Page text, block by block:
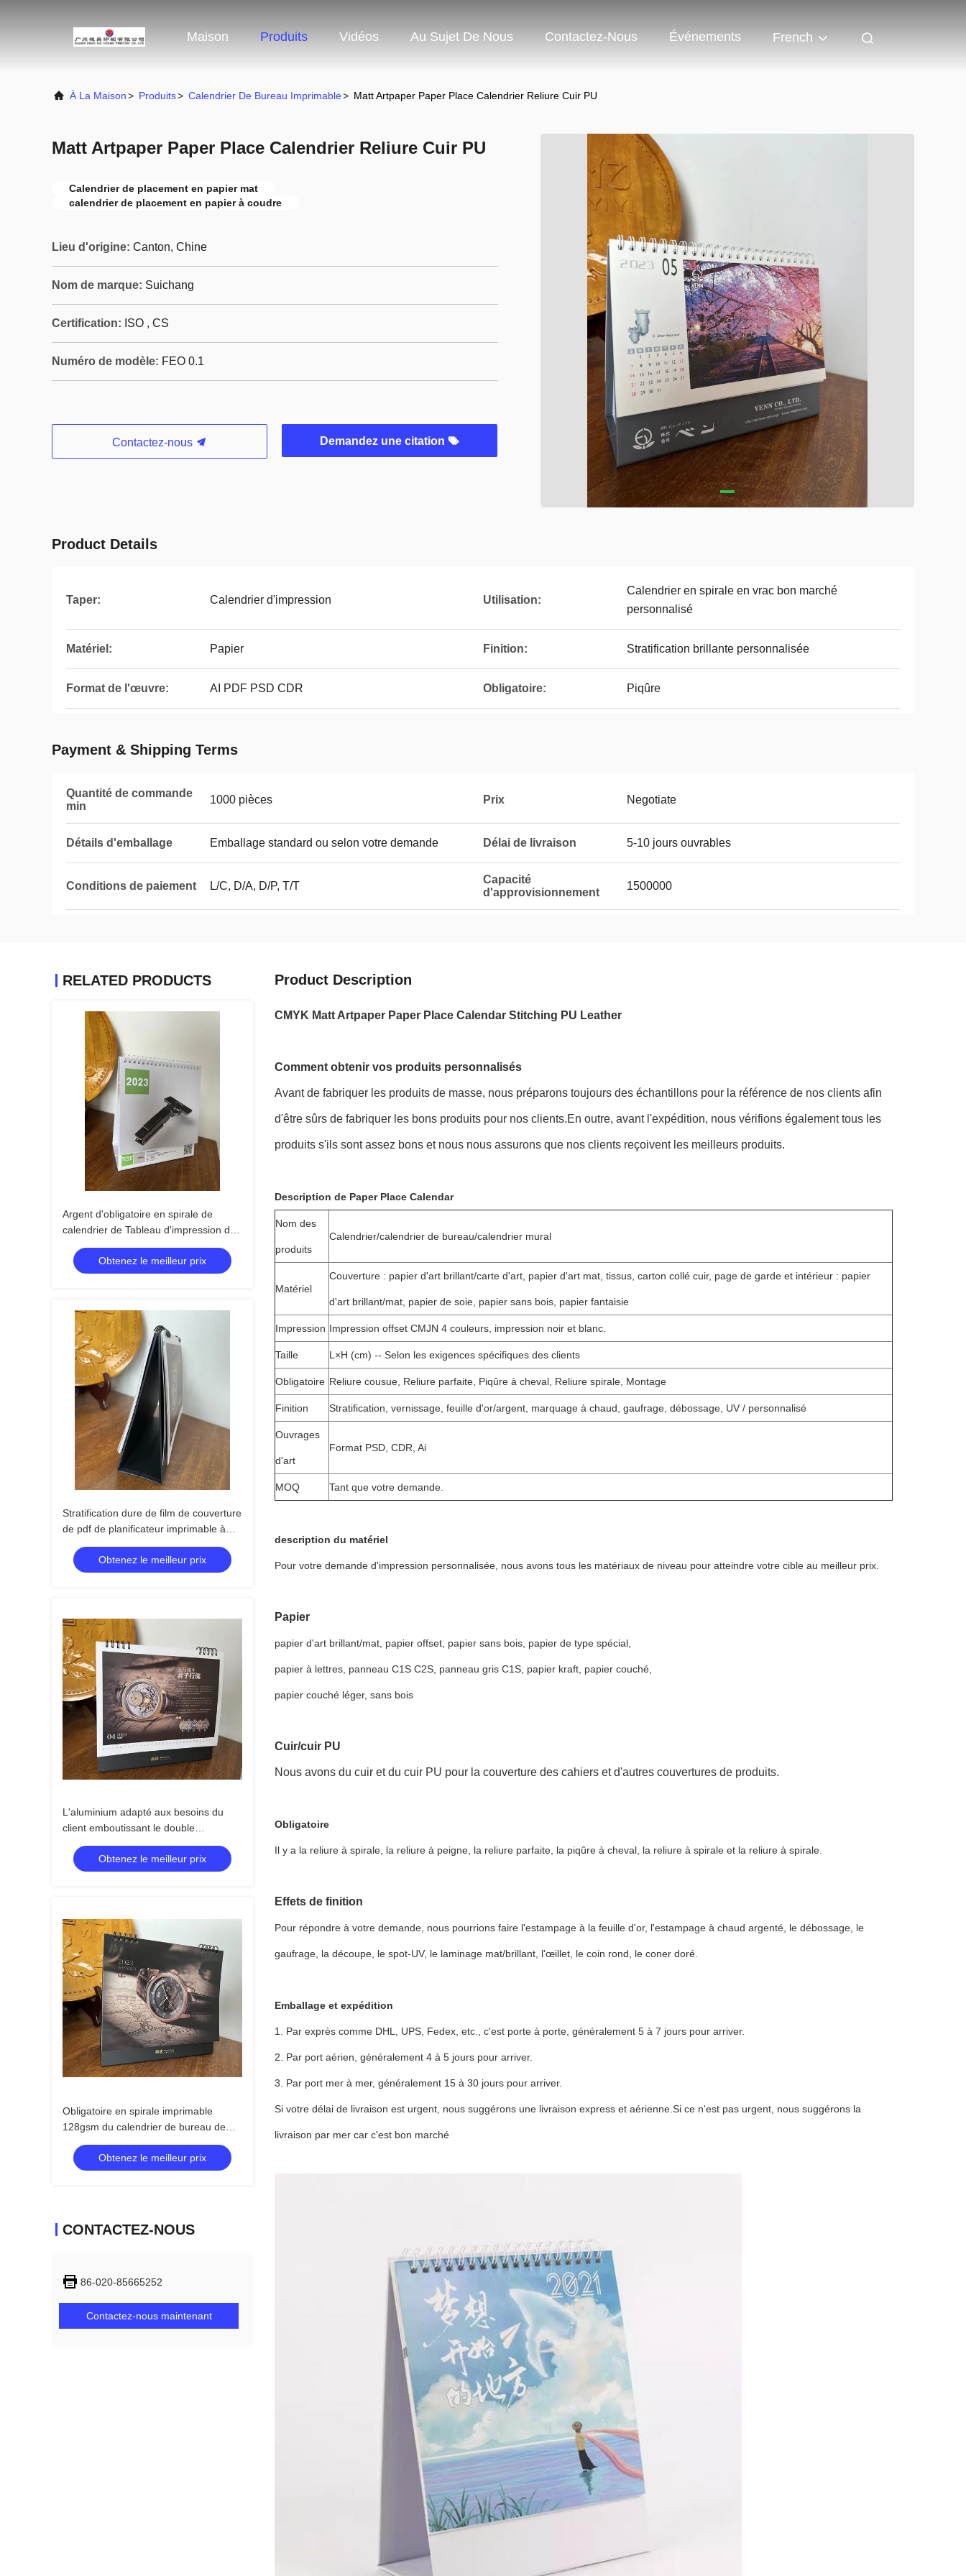
Maison Produits Vidéos Au Sujet De Nous Contactez-Nous Événements French
À La Maison> Produits> Calendrier De Bureau Imprimable> Matt Artpaper Paper Place Calendrier Reliure Cuir PU
Matt Artpaper Paper Place Calendrier Reliure Cuir PU
Calendrier de placement en papier mat
calendrier de placement en papier à coudre
Lieu d'origine: Canton, Chine
Nom de marque: Suichang
Certification: ISO , CS
Numéro de modèle: FEO 0.1
Contactez-nous Demandez une citation
Product Details
Taper: Calendrier d'impression Utilisation:
Calendrier en spirale en vrac bon marché
personnalisé
Matériel: Papier Finition: Stratification brillante personnalisée
Format de l'œuvre: AI PDF PSD CDR Obligatoire: Piqûre
Payment & Shipping Terms
Quantité de commande
min
1000 pièces Prix Negotiate
Détails d'emballage Emballage standard ou selon votre demande Délai de livraison 5-10 jours ouvrables
Conditions de paiement L/C, D/A, D/P, T/T
Capacité
d'approvisionnement
1500000
RELATED PRODUCTS
Argent d'obligatoire en spirale de
calendrier de Tableau d'impression de
carton de cadre de photo
Obtenez le meilleur prix
Stratification dure de film de couverture
de pdf de planificateur imprimable à
spirale de haute résolution de bureau
Obtenez le meilleur prix
L'aluminium adapté aux besoins du
client emboutissant le double
imprimable de calendrier de bureau a
dégrossi 250gObtenez le meilleur prix
Obligatoire en spirale imprimable
128gsm du calendrier de bureau de
vernis UV dur de couverture CMYK
Obtenez le meilleur prix
CONTACTEZ-NOUS
86-020-85665252
Contactez-nous maintenant
Product Description
CMYK Matt Artpaper Paper Place Calendar Stitching PU Leather
Comment obtenir vos produits personnalisés
Avant de fabriquer les produits de masse, nous préparons toujours des échantillons pour la référence de nos clients afin
d'être sûrs de fabriquer les bons produits pour nos clients.En outre, avant l'expédition, nous vérifions également tous les
produits s'ils sont assez bons et nous nous assurons que nos clients reçoivent les meilleurs produits.
Description de Paper Place Calendar
Nom des
produits
Calendrier/calendrier de bureau/calendrier mural
Matériel
Couverture : papier d'art brillant/carte d'art, papier d'art mat, tissus, carton collé cuir, page de garde et intérieur : papier
d'art brillant/mat, papier de soie, papier sans bois, papier fantaisie
Impression Impression offset CMJN 4 couleurs, impression noir et blanc.
Taille L×H (cm) -- Selon les exigences spécifiques des clients
Obligatoire Reliure cousue, Reliure parfaite, Piqûre à cheval, Reliure spirale, Montage
Finition Stratification, vernissage, feuille d'or/argent, marquage à chaud, gaufrage, débossage, UV / personnalisé
Ouvrages
d'art
Format PSD, CDR, Ai
MOQ Tant que votre demande.
description du matériel
Pour votre demande d'impression personnalisée, nous avons tous les matériaux de niveau pour atteindre votre cible au meilleur prix.
Papier
papier d'art brillant/mat, papier offset, papier sans bois, papier de type spécial,
papier à lettres, panneau C1S C2S, panneau gris C1S, papier kraft, papier couché,
papier couché léger, sans bois
Cuir/cuir PU
Nous avons du cuir et du cuir PU pour la couverture des cahiers et d'autres couvertures de produits.
Obligatoire
Il y a la reliure à spirale, la reliure à peigne, la reliure parfaite, la piqûre à cheval, la reliure à spirale et la reliure à spirale.
Effets de finition
Pour répondre à votre demande, nous pourrions faire l'estampage à la feuille d'or, l'estampage à chaud argenté, le débossage, le
gaufrage, la découpe, le spot-UV, le laminage mat/brillant, l'œillet, le coin rond, le coner doré.
Emballage et expédition
1. Par exprès comme DHL, UPS, Fedex, etc., c'est porte à porte, généralement 5 à 7 jours pour arriver.
2. Par port aérien, généralement 4 à 5 jours pour arriver.
3. Par port mer à mer, généralement 15 à 30 jours pour arriver.
Si votre délai de livraison est urgent, nous suggérons une livraison express et aérienne.Si ce n'est pas urgent, nous suggérons la
livraison par mer car c'est bon marché